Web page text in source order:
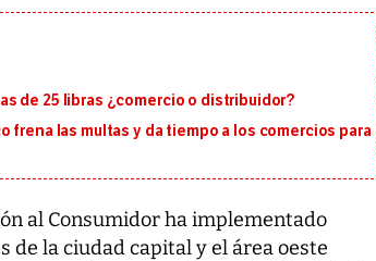
de 25 libras ¿comercio o distribuidor?
frena las multas y da tiempo a los comercios para
al Consumidor ha implementado
de la ciudad capital y el área oeste
al sur de Japón, provocando una